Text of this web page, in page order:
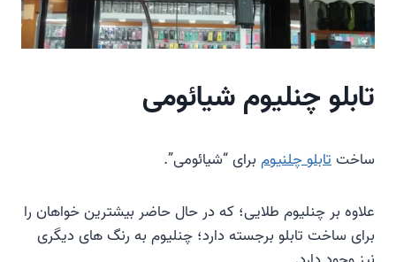
تابلو چنلیوم شیائومی
ساختتابلو چلنیوم برای “شیائومی”.
علاوه بر چنلیوم طلایی؛ که در حال حاضر بیشترین خواهان را
برای ساخت تابلو برجسته دارد؛ چنلیوم به رنگ های دیگری